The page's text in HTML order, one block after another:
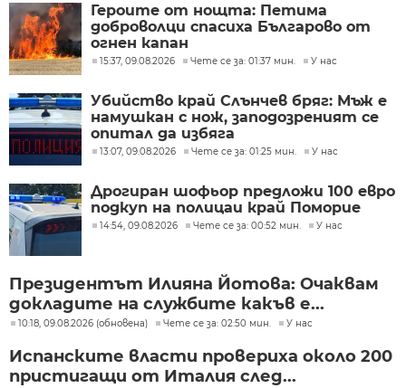
Героите от нощта: Петима
доброволци спасиха Българово от
огнен капан
15:37, 09.08.2026 Чете се за: 01:37 мин. У нас
Убийство край Слънчев бряг: Мъж е
намушкан с нож, заподозреният се
опитал да избяга
13:07, 09.08.2026 Чете се за: 01:25 мин. У нас
Дрогиран шофьор предложи 100 евро
подкуп на полицаи край Поморие
14:54, 09.08.2026 Чете се за: 00:52 мин. У нас
Президентът Илияна Йотова: Очаквам
докладите на службите какъв е...
10:18, 09.08.2026 (обновена) Чете се за: 02:50 мин. У нас
Испанските власти провериха около 200
пристигащи от Италия след...